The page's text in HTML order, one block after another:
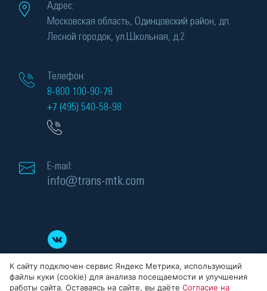
Адрес:
Московская область, Одинцовский район, дп.
Лесной городок, ул.Школьная, д.2
Телефон:
8-800 100-90-78
+7 (495) 540-58-98
E-mail:
info@trans-mtk.com
К сайту подключен сервис Яндекс Метрика, использующий
файлы куки (cookie) для анализа посещаемости и улучшения
работы сайта. Оставаясь на сайте, вы даёте Согласие на